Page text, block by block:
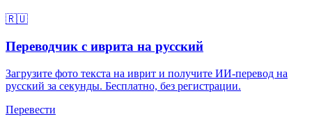
🇷🇺
Переводчик с иврита на русский
Загрузите фото текста на иврит и получите ИИ-перевод на
русский за секунды. Бесплатно, без регистрации.
Перевести